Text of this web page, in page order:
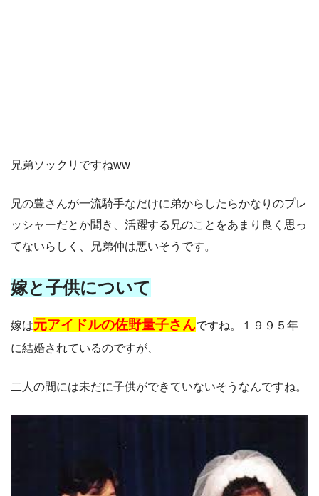
兄弟ソックリですねww
兄の豊さんが一流騎手なだけに弟からしたらかなりのプレ
ッシャーだとか聞き、活躍する兄のことをあまり良く思っ
てないらしく、兄弟仲は悪いそうです。
嫁と子供について
嫁は元アイドルの佐野量子さんですね。１９９５年
に結婚されているのですが、
二人の間には未だに子供ができていないそうなんですね。